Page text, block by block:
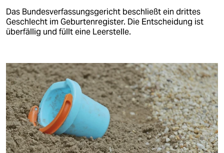
Das Bundesverfassungsgericht beschließt ein drittes
Geschlecht im Geburtenregister. Die Entscheidung ist
überfällig und füllt eine Leerstelle.